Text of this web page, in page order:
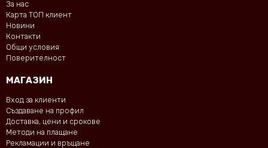
За нас
Карта ТОП клиент
Новини
Контакти
Общи условия
Поверителност
МАГАЗИН
Вход за клиенти
Създаване на профил
Доставка, цени и срокове
Методи на плащане
Рекламации и връщане